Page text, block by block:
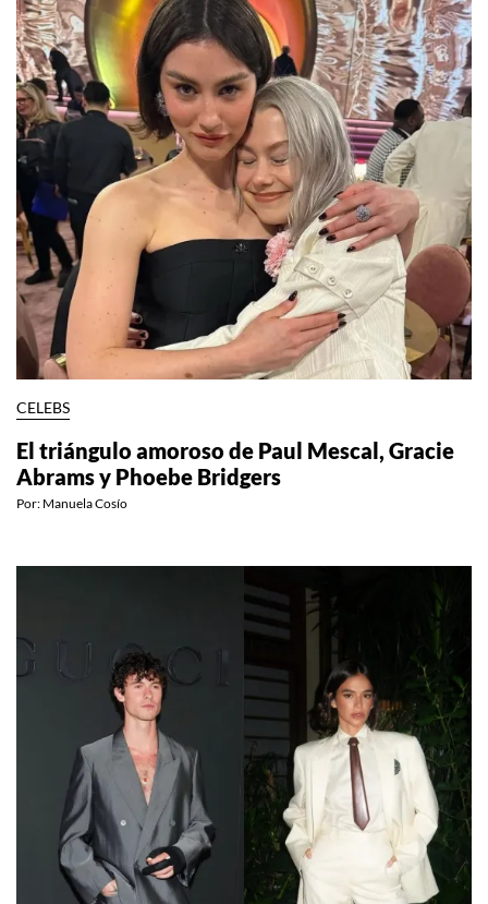
CELEBS
El triángulo amoroso de Paul Mescal, Gracie
Abrams y Phoebe Bridgers
Por: Manuela Cosío